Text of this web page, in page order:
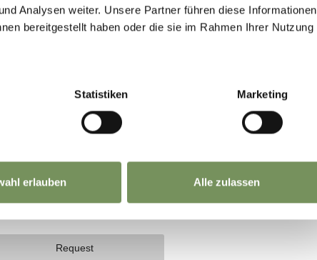
Analysen weiter. Unsere Partner führen diese Informationen
bereitgestellt haben oder die sie im Rahmen Ihrer Nutzung
Statistiken Marketing
erlauben Alle zulassen